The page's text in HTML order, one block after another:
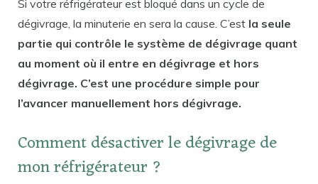
Si votre réfrigérateur est bloqué dans un cycle de
dégivrage, la minuterie en sera la cause. C’est la seule
partie qui contrôle le système de dégivrage quant
au moment où il entre en dégivrage et hors
dégivrage. C’est une procédure simple pour
l’avancer manuellement hors dégivrage.
Comment désactiver le dégivrage de
mon réfrigérateur ?